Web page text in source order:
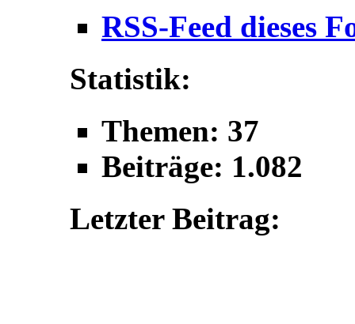
RSS-Feed dieses
Statistik:
Themen: 37
Beiträge: 1.082
Letzter Beitrag: